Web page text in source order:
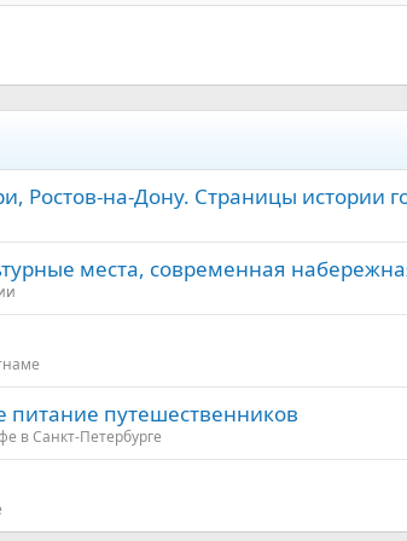
Ростов-на-Дону. Страницы истории
места, современная
путешественников
в Санкт-Петербурге